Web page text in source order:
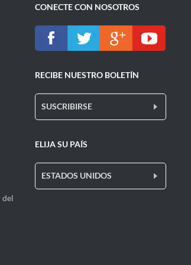
del
CONECTE CON NOSOTROS
RECIBE NUESTRO BOLETÍN
SUSCRIBIRSE
ELIJA SU PAÍS
ESTADOS UNIDOS